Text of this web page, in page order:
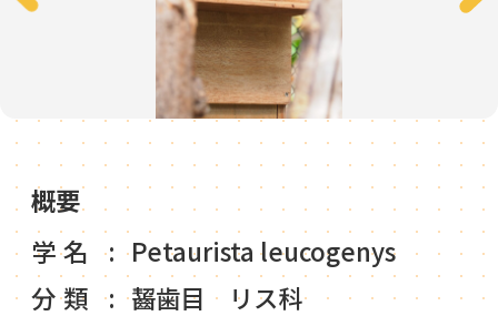
概要
学名
Petaurista leucogenys
分類
齧歯目 リス科